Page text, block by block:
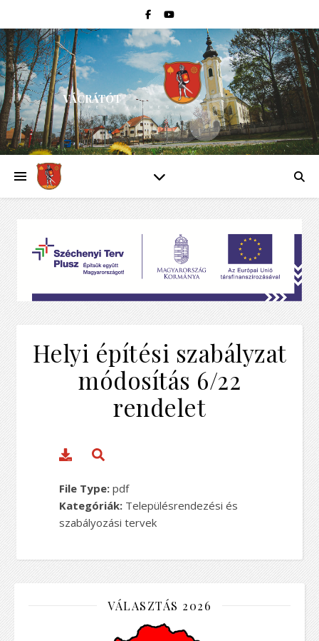
VÁCRÁTÓT
PEST VÁRMEGYE
Helyi építési szabályzat
módosítás 6/22
rendelet
File Type: pdf
Kategóriák: Településrendezési és
szabályozási tervek
VÁLASZTÁS 2026